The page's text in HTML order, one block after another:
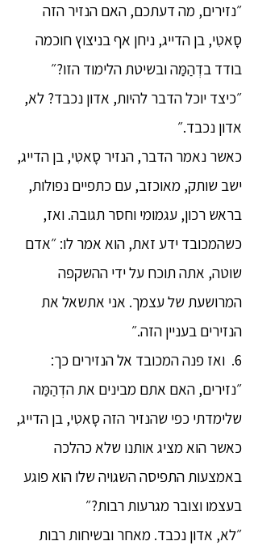
״נזירים, מה דעתכם, האם הנזיר הזה
סָאטִי, בן הדייג, ניחן אף בניצוץ חוכמה
בודד בדְהַמַּה ובשיטת הלימוד הזו?״
״כיצד יוכל הדבר להיות, אדון נכבד? לא,
אדון נכבד.״
כאשר נאמר הדבר, הנזיר סָאטִי, בן הדייג,
ישב שותק, מאוכזב, עם כתפיים נפולות,
בראש רכון, עגמומי וחסר תגובה. ואז,
כשהמכובד ידע זאת, הוא אמר לו: ״אדם
שוטה, אתה תוכח על ידי ההשקפה
המרושעת של עצמך. אני אתשאל את
הנזירים בעניין הזה.״
6. ואז פנה המכובד אל הנזירים כך:
״נזירים, האם אתם מבינים את הדְהַמַּה
שלימדתי כפי שהנזיר הזה סָאטִי, בן הדייג,
כאשר הוא מציג אותנו שלא כהלכה
באמצעות התפיסה השגויה שלו הוא פוגע
בעצמו וצובר מגרעות רבות?״
״לא, אדון נכבד. מאחר ובשיחות רבות